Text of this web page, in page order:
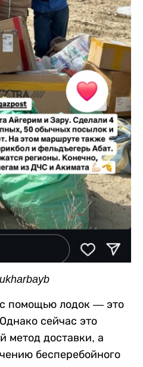
помощью лодок — это
сейчас это
метод доставки, а
бесперебойного